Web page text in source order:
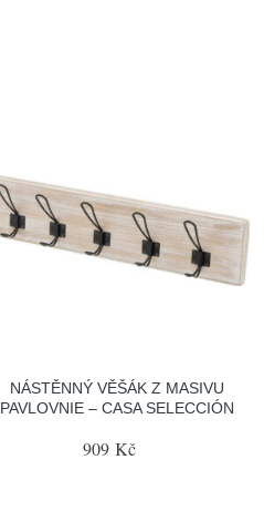
NÁSTĚNNÝ VĚŠÁK Z MASIVU
PAVLOVNIE – CASA SELECCIÓN
909 Kč